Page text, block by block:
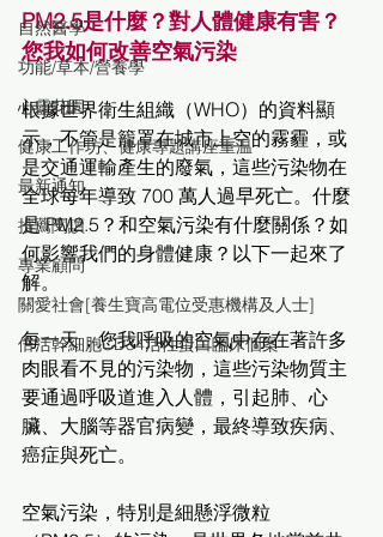
自然醫學
功能/草本/營養學
心靈花園
健康工作坊、健康專題講座重温
最新通知
推薦閱讀
專業顧問
關愛社會[養生寶高電位受惠機構及人士]
倍活幹細胞CD34活性蛋白臨床個案
PM2.5是什麼？對人體健康有害？
您我如何改善空氣污染
根據世界衛生組織（WHO）的資料顯
示，不管是籠罩在城市上空的霧霾，或
是交通運輸產生的廢氣，這些污染物在
全球每年導致 700 萬人過早死亡。什麼
是 PM2.5？和空氣污染有什麼關係？如
何影響我們的身體健康？以下一起來了
解。
每一天，您我呼吸的空氣中存在著許多
肉眼看不見的污染物，這些污染物質主
要通過呼吸道進入人體，引起肺、心
臟、大腦等器官病變，最終導致疾病、
癌症與死亡。
空氣污染，特別是細懸浮微粒